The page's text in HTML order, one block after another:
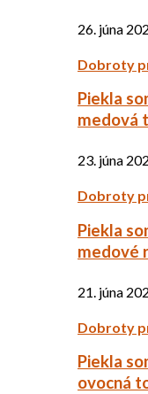
26. júna
Dobroty
Piekla
medová
23. júna
Dobroty
Piekla
medové
21. júna
Dobroty
Piekla
ovocná